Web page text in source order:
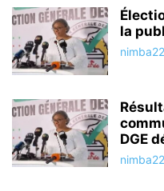
la
DGE